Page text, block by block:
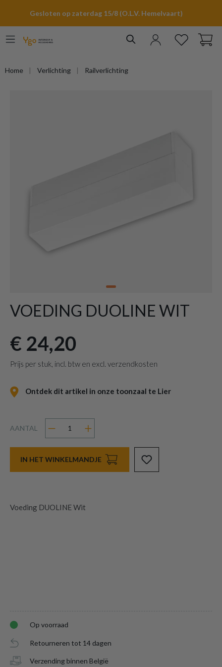
Gesloten op zaterdag 15/8 (O.L.V. Hemelvaart)
Home Verlichting Railverlichting
VOEDING DUOLINE WIT
€ 24,20
Prijs per stuk, incl. btw en excl. verzendkosten
Ontdek dit artikel in onze toonzaal te Lier
AANTAL
IN HET WINKELMANDJE
Voeding DUOLINE Wit
Op voorraad
Retourneren tot 14 dagen
Verzending binnen België